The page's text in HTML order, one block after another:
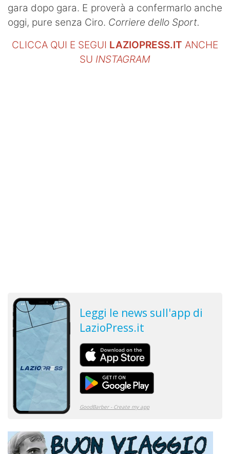
gara dopo gara. E proverà a confermarlo anche
oggi, pure senza Ciro. Corriere dello Sport.
CLICCA QUI E SEGUI LAZIOPRESS.IT ANCHE
SU INSTAGRAM